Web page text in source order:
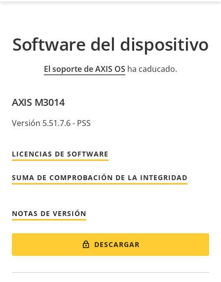
Software del dispositivo
El soporte de AXIS OS ha caducado.
AXIS M3014
Versión 5.51.7.6 - PSS
LICENCIAS DE SOFTWARE
SUMA DE COMPROBACIÓN DE LA INTEGRIDAD
NOTAS DE VERSIÓN
DESCARGAR